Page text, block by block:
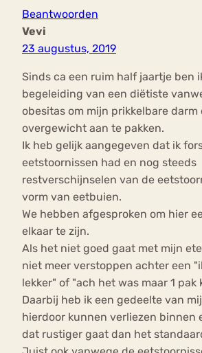
Beantwoorden
Vevi
23 augustus, 2019
Sinds ca een ruim half jaartje ben
begeleiding van een diëtiste
obesitas om mijn prikkelbare darm
overgewicht aan te pakken.
Ik heb gelijk aangegeven dat ik
eetstoornissen had en nog steeds
restverschijnselen van de
vorm van eetbuien.
We hebben afgesproken om hier
elkaar te zijn.
Als het niet goed gaat met mijn
niet meer verstoppen achter een
lekker" of "ach het was maar 1 pak
Daarbij heb ik een gedeelte van
hierdoor kunnen verliezen binnen
dat rustiger gaat dan het